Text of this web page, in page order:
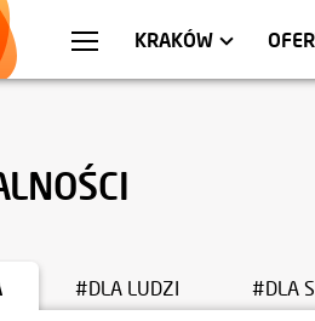
KRAKÓW
WARSZAWA
MIESZKANIA
#DLA LUDZI #DLA